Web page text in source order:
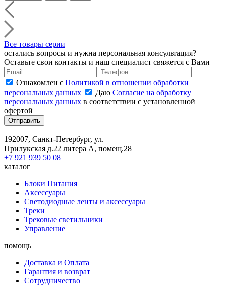
Все товары серии
остались вопросы и нужна персональная консультация?
Оставьте свои контакты и наш специалист свяжется с Вами
Ознакомлен с Политикой в отношении обработки
персональных данных
Даю Согласие на обработку
персональных данных в соответствии с установленной
офертой
Отправить
192007, Санкт-Петербург, ул.
Прилукская д.22 литера А, помещ.28
+7 921 939 50 08
каталог
Блоки Питания
Аксессуары
Светодиодные ленты и аксессуары
Треки
Трековые светильники
Управление
помощь
Доставка и Оплата
Гарантия и возврат
Сотрудничество